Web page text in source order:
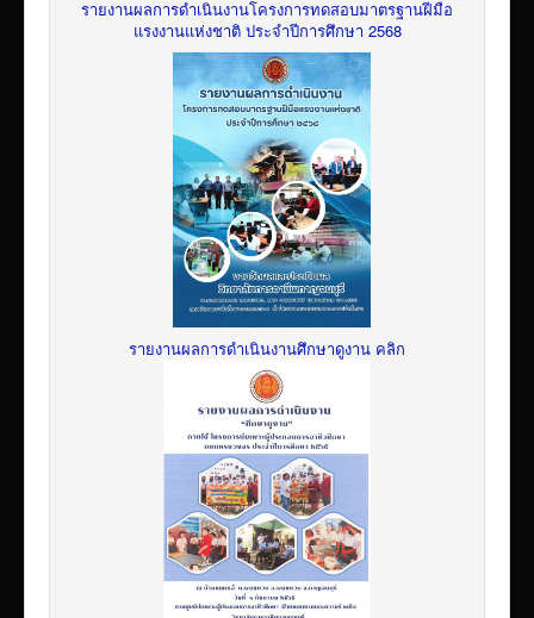
รายงานผลการดำเนินงานโครงการทดสอบมาตรฐานฝีมือ
แรงงานแห่งชาติ ประจำปีการศึกษา 2568
รายงานผลการดำเนินงานศึกษาดูงาน คลิก